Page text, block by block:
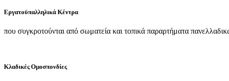
Εργατοϋπαλληλικά Κέντρα
που συγκροτούνται από σωματεία και τοπικά παραρτήματα
Κλαδικές Ομοσπονδίες